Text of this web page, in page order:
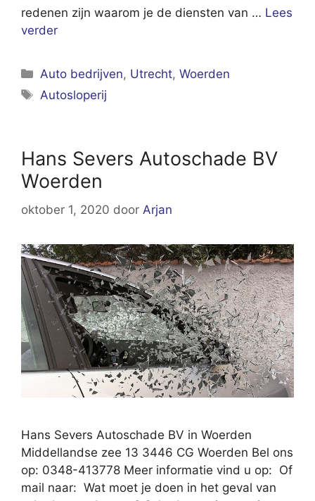
redenen zijn waarom je de diensten van … Lees
verder
Categorieën
Auto bedrijven, Utrecht,Woerden
Tags
Autosloperij
Hans Severs Autoschade BV
Woerden
oktober 1, 2020 door Arjan
Hans Severs Autoschade BV in Woerden
Middellandse zee 13 3446 CG Woerden Bel ons
op: 0348-413778 Meer informatie vind u op: Of
mail naar: Wat moet je doen in het geval van